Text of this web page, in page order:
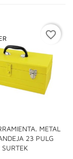
METAL
23 PULG
SURTEK
favorite_border